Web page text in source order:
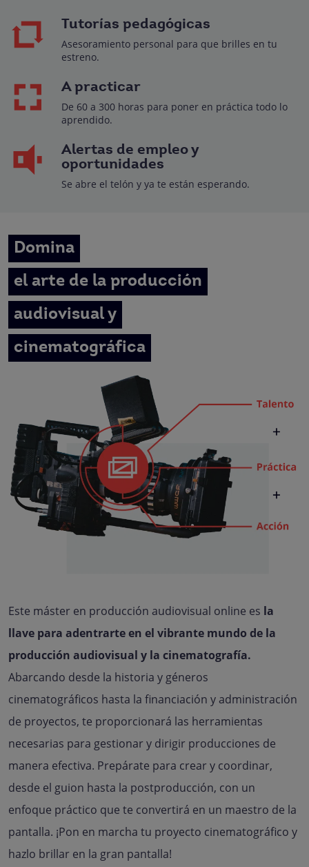
Tutorías pedagógicas
Asesoramiento personal para que brilles en tu
estreno.
A practicar
De 60 a 300 horas para poner en práctica todo lo
aprendido.
Alertas de empleo y
oportunidades
Se abre el telón y ya te están esperando.
Domina
el arte de la producción
audiovisual y
cinematográfica
Este máster en producción audiovisual online es la
llave para adentrarte en el vibrante mundo de la
producción audiovisual y la cinematografía.
Abarcando desde la historia y géneros
cinematográficos hasta la financiación y administración
de proyectos, te proporcionará las herramientas
necesarias para gestionar y dirigir producciones de
manera efectiva. Prepárate para crear y coordinar,
desde el guion hasta la postproducción, con un
enfoque práctico que te convertirá en un maestro de la
pantalla. ¡Pon en marcha tu proyecto cinematográfico y
hazlo brillar en la gran pantalla!